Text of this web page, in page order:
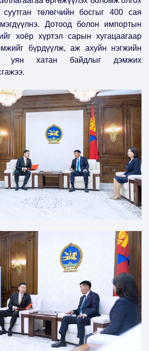
төлөгчийн босгыг 400 сая
Дотоод болон импортын
хоёр хүртэл сарын хугацаагаар
бүрдүүлж, аж ахуйн нэгжийн
уян хатан байдлыг дэмжих